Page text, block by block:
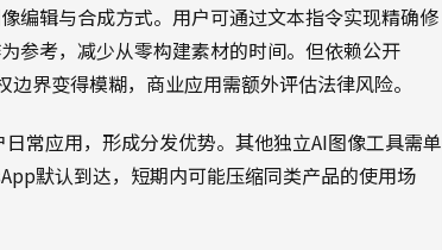
编辑与合成方式。用户可通过文本指令实现精确修
参考，减少从零构建素材的时间。但依赖公开
界变得模糊，商业应用需额外评估法律风险。
常应用，形成分发优势。其他独立AI图像工具需单
默认到达，短期内可能压缩同类产品的使用场